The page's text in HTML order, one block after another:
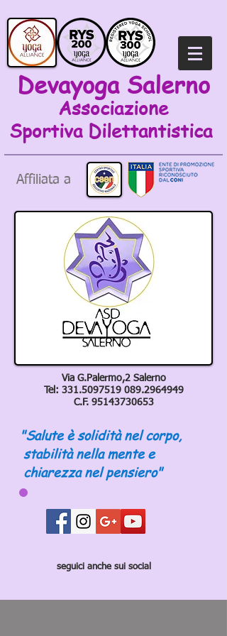
Devayoga Salerno
Associazione
Sportiva Dilettantistica
Affiliata a
Via G.Palermo,2 Salerno
Tel: 331.5097519 089.2964949
C.F. 95143730653
"Salute è solidità nel corpo,
stabilità nella mente e
chiarezza nel pensiero"
seguici anche sui social